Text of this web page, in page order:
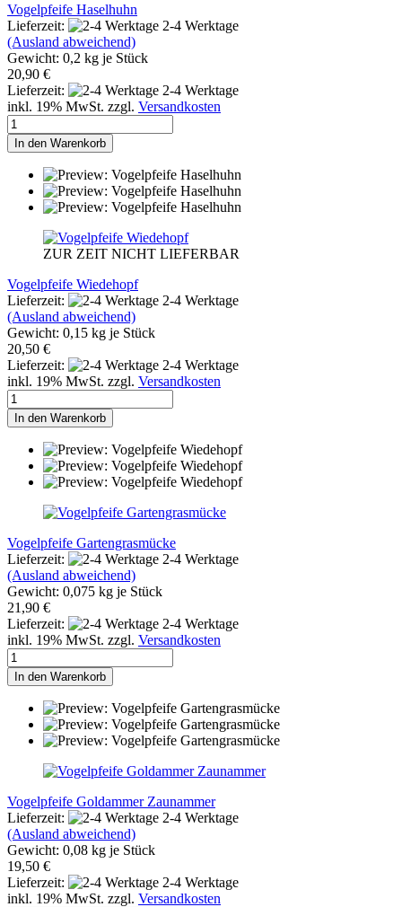
Vogelpfeife Haselhuhn
Lieferzeit:
2-4 Werktage
(Ausland abweichend)
Gewicht: 0,2 kg je Stück
20,90 €
Lieferzeit:
2-4 Werktage
inkl. 19% MwSt. zzgl. Versandkosten
In den Warenkorb
ZUR ZEIT NICHT LIEFERBAR
Vogelpfeife Wiedehopf
Lieferzeit:
2-4 Werktage
(Ausland abweichend)
Gewicht: 0,15 kg je Stück
20,50 €
Lieferzeit:
2-4 Werktage
inkl. 19% MwSt. zzgl. Versandkosten
In den Warenkorb
Vogelpfeife Gartengrasmücke
Lieferzeit:
2-4 Werktage
(Ausland abweichend)
Gewicht: 0,075 kg je Stück
21,90 €
Lieferzeit:
2-4 Werktage
inkl. 19% MwSt. zzgl. Versandkosten
In den Warenkorb
Vogelpfeife Goldammer Zaunammer
Lieferzeit:
2-4 Werktage
(Ausland abweichend)
Gewicht: 0,08 kg je Stück
19,50 €
Lieferzeit:
2-4 Werktage
inkl. 19% MwSt. zzgl. Versandkosten